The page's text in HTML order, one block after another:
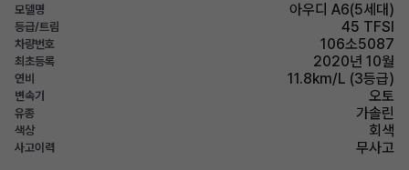
모델명 아우디 A6(5세대)
등급/트림 45 TFSI
차량번호 106소5087
최초등록 2020년 10월
연비 11.8km/L (3등급)
변속기 오토
유종 가솔린
색상 회색
사고이력 무사고